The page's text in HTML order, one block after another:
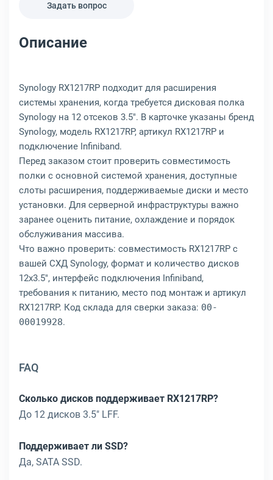
Задать вопрос
Описание
Synology RX1217RP подходит для расширения
системы хранения, когда требуется дисковая полка
Synology на 12 отсеков 3.5". В карточке указаны бренд
Synology, модель RX1217RP, артикул RX1217RP и
подключение Infiniband.
Перед заказом стоит проверить совместимость
полки с основной системой хранения, доступные
слоты расширения, поддерживаемые диски и место
установки. Для серверной инфраструктуры важно
заранее оценить питание, охлаждение и порядок
обслуживания массива.
Что важно проверить: совместимость RX1217RP с
вашей СХД Synology, формат и количество дисков
12x3.5", интерфейс подключения Infiniband,
требования к питанию, место под монтаж и артикул
RX1217RP. Код склада для сверки заказа: 00-
00019928.
FAQ
Сколько дисков поддерживает RX1217RP?
До 12 дисков 3.5" LFF.
Поддерживает ли SSD?
Да, SATA SSD.